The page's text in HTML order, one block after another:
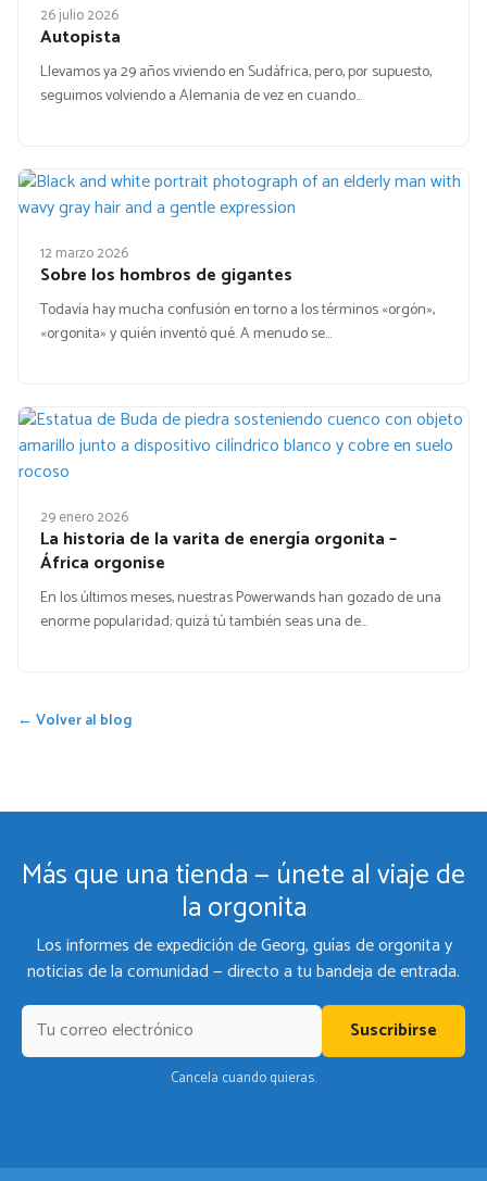
26 julio 2026
Autopista
Llevamos ya 29 años viviendo en Sudáfrica, pero, por supuesto,
seguimos volviendo a Alemania de vez en cuando…
12 marzo 2026
Sobre los hombros de gigantes
Todavía hay mucha confusión en torno a los términos «orgón»,
«orgonita» y quién inventó qué. A menudo se…
29 enero 2026
La historia de la varita de energía orgonita –
África orgonise
En los últimos meses, nuestras Powerwands han gozado de una
enorme popularidad; quizá tú también seas una de…
← Volver al blog
Más que una tienda — únete al viaje de
la orgonita
Los informes de expedición de Georg, guías de orgonita y
noticias de la comunidad — directo a tu bandeja de entrada.
Suscribirse
Cancela cuando quieras.